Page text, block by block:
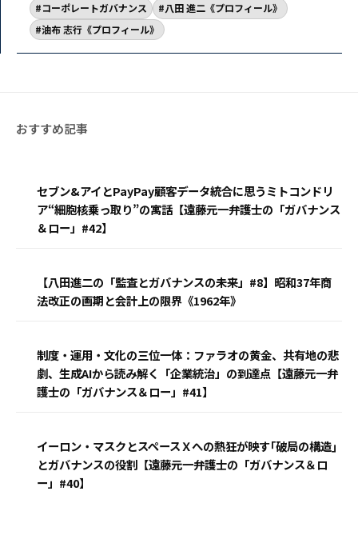
コーポレートガバナンス
八田 進二《プロフィール》
油布 志行《プロフィール》
セブン&アイとPayPay顧客データ統合に思うミトコンドリ
ア“細胞核乗っ取り”の寓話【遠藤元一弁護士の「ガバナンス
＆ロー」#42】
【八田進二の「監査とガバナンスの未来」#8】昭和37年商
法改正の画期と会計上の限界《1962年》
制度・運用・文化の三位一体：ファラオの黄金、共有地の悲
劇、生成AIから読み解く「企業統治」の到達点【遠藤元一弁
護士の「ガバナンス＆ロー」#41】
イーロン・マスクとスペースＸへの熱狂が映す｢破局の構造｣
とガバナンスの役割【遠藤元一弁護士の「ガバナンス＆ロ
ー」#40】